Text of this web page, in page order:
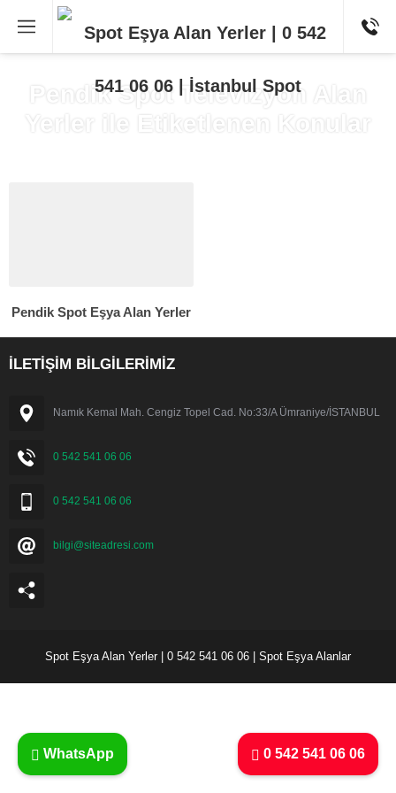
Pendik Spot Televizyon Alan
Yerler ile Etiketlenen Konular
Pendik Spot Eşya Alan Yerler
İLETİŞİM BİLGİLERİMİZ
Namık Kemal Mah. Cengiz Topel Cad. No:33/A Ümraniye/İSTANBUL
0 542 541 06 06
0 542 541 06 06
bilgi@siteadresi.com
Spot Eşya Alan Yerler | 0 542 541 06 06 | Spot Eşya Alanlar
0 542 541 06 06
WhatsApp